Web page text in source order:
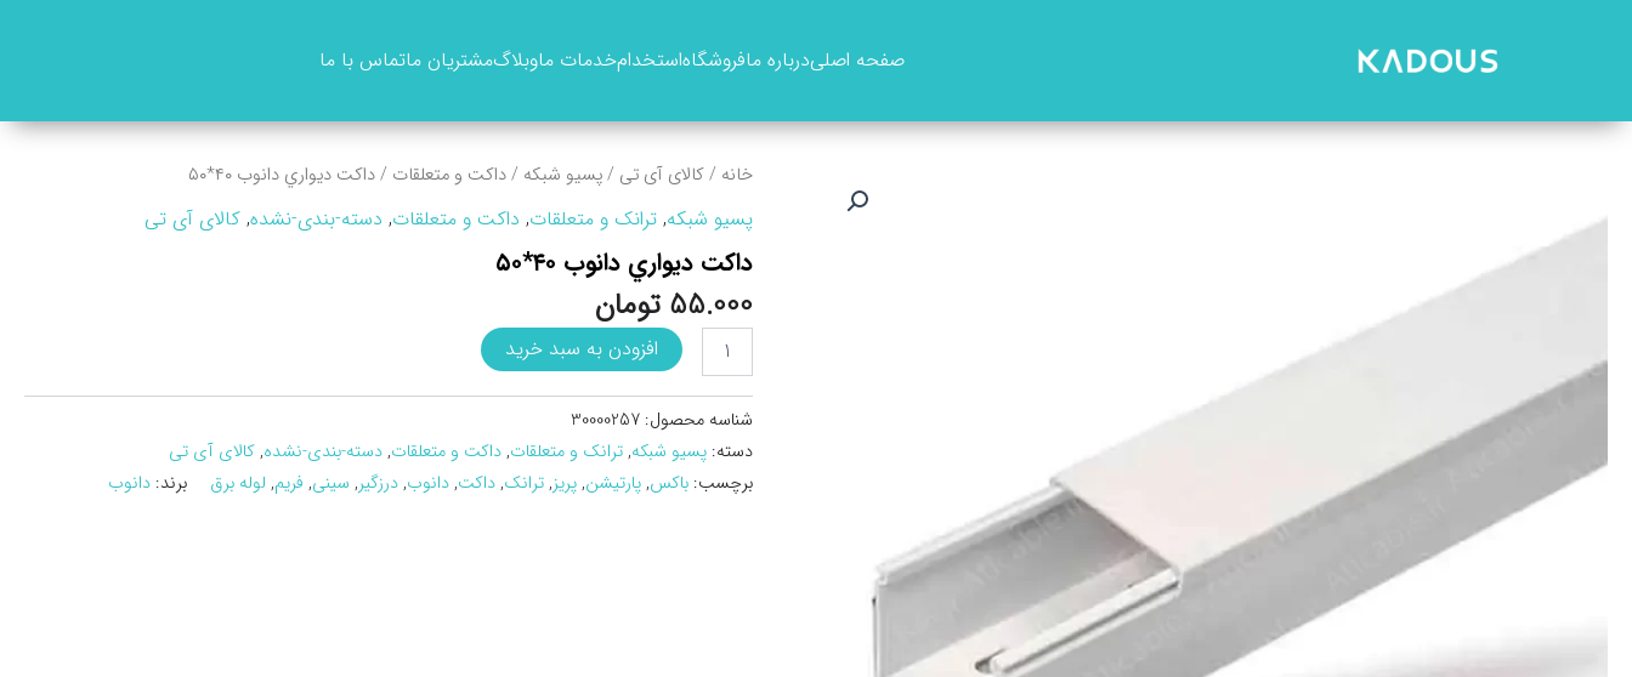
صفحه اصلیدرباره مافروشگاهاستخدامخدمات ماوبلاگمشتریان ماتماس با ما
خانه /کالای آی تی /پسیو شبکه /داکت و متعلقات / داکت ديواري دانوب ۴۰*۵۰
پسیو شبکه,ترانک و متعلقات, داکت و متعلقات, دسته-بندی-نشده,کالای آی تی
داکت ديواري دانوب ۴۰*۵۰
55.000 تومان
داکت
ديواري
40*50
افزودن به سبد خرید
شناسه محصول:30000257
دسته:پسیو شبکه,ترانک و متعلقات,داکت و متعلقات,دسته-بندی-نشده,کالای آی تی
برچسب:باکس,پارتیشن,پریز,ترانک,داکت,دانوب,درزگیر, سینی, فریم, لوله برق برند:دانوب